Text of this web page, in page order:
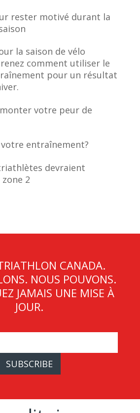
rester motivé durant la
la saison de vélo
comment utiliser le
pour un résultat
votre peur de
entraînement?
devraient
2
CANADA.
NOUS POUVONS.
JAMAIS UNE MISE À
JOUR.